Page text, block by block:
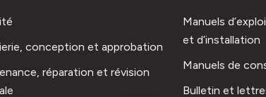
conception et approbation
réparation et révision
Manuels
et d’installation
Manuels de
Bulletin et